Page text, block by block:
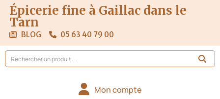
Épicerie fine à Gaillac dans le
Tarn
BLOG 05 63 40 79 00
Mon compte